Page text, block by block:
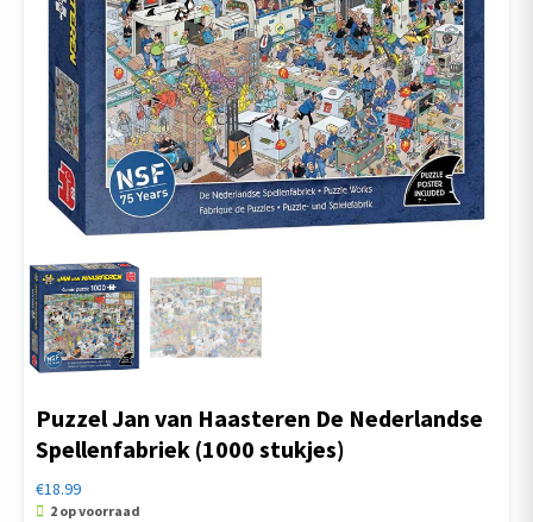
Puzzel Jan van Haasteren De Nederlandse
Spellenfabriek (1000 stukjes)
€18.99
2 op voorraad